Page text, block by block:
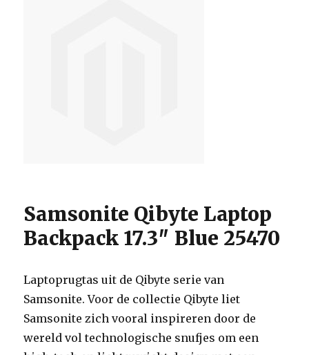
Samsonite Qibyte Laptop
Backpack 17.3″ Blue 25470
Laptoprugtas uit de Qibyte serie van
Samsonite. Voor de collectie Qibyte liet
Samsonite zich vooral inspireren door de
wereld vol technologische snufjes om een